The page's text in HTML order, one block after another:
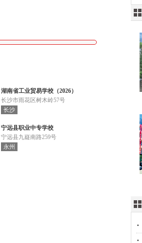
湖南省工业贸易学校（2026）
长沙市雨花区树木岭57号
长沙
宁远县职业中专学校
宁远县九嶷南路259号
永州